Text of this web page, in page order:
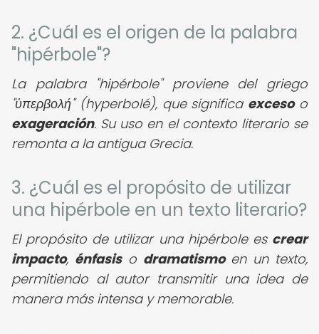
2. ¿Cuál es el origen de la palabra
"hipérbole"?
La palabra "hipérbole" proviene del griego
"ὑπερβολή" (hyperbolé), que significa excesoo
exageración. Su uso en el contexto literario se
remonta a la antigua Grecia.
3. ¿Cuál es el propósito de utilizar
una hipérbole en un texto literario?
El propósito de utilizar una hipérbole es crear
impacto, énfasiso dramatismoen un texto,
permitiendo al autor transmitir una idea de
manera más intensa y memorable.